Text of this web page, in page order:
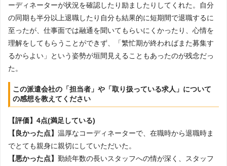
ーディネーターが状況を確認したり励ましたりしてくれた。自分
の同期も半分以上退職したり自分も結果的に短期間で退職するに
至ったが、仕事面では融通を聞いてもらいにくかったり、心情を
理解をしてもらうことができず、「繁忙期が終わればまた募集す
るからよい」という姿勢が垣間見えることもあったのが残念だっ
た。
この派遣会社の「担当者」や「取り扱っている求人」について
の感想を教えてください
【評価】4点(満足している)
【良かった点】 温厚なコーディネーターで、在職時から退職時ま
でとても親身に親切にしていただいた。
【悪かった点】 勤続年数の長いスタッフへの情が深く、スタッフ